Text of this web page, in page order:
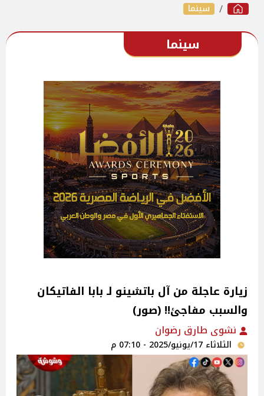
سينما
سينما
زيارة عاجلة من آل باتشينو لـ بابا الفاتيكان
والسبب مفاجئ!! (صور)
نشوى طارق رضوان
الثلاثاء 17/يونيو/2025 - 07:10 م